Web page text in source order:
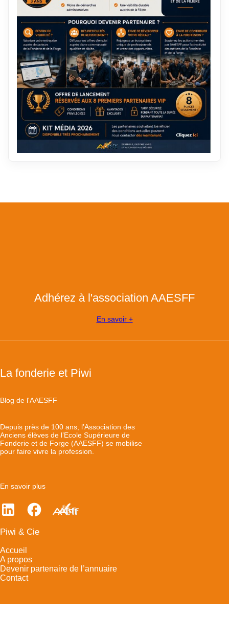
Adhérez à l'association AAESFF
En savoir +
La fonderie et Piwi
Blog de l'AAESFF
Depuis près de 100 ans, l’Association des
Anciens élèves de l’Ecole Supérieure de
Fonderie et de Forge (AAESFF) se mobilise
pour faire vivre la profession.
En savoir plus
Piwi & Cie
Accueil
A propos
Devenir partenaire de l’annuaire
Contact